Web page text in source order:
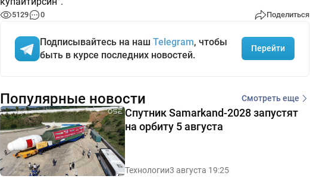
5129 0 Поделиться
Подписывайтесь на наш Telegram, чтобы
быть в курсе последних новостей.
Перейти
Популярные новости Смотреть еще
Спутник Samarkand-2028 запустят
на орбиту 5 августа
Технологии3 августа 19:25